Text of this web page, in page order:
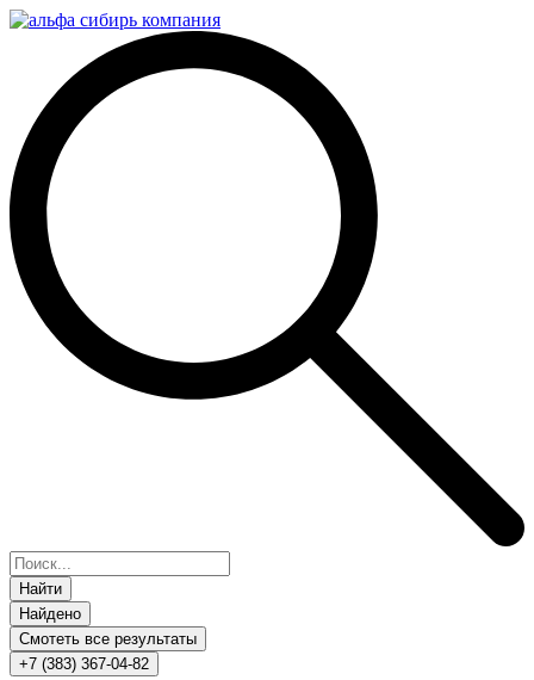
Перейти
содержимому
Найти
Найдено
Смотеть все результаты
+7 (383) 367-04-82